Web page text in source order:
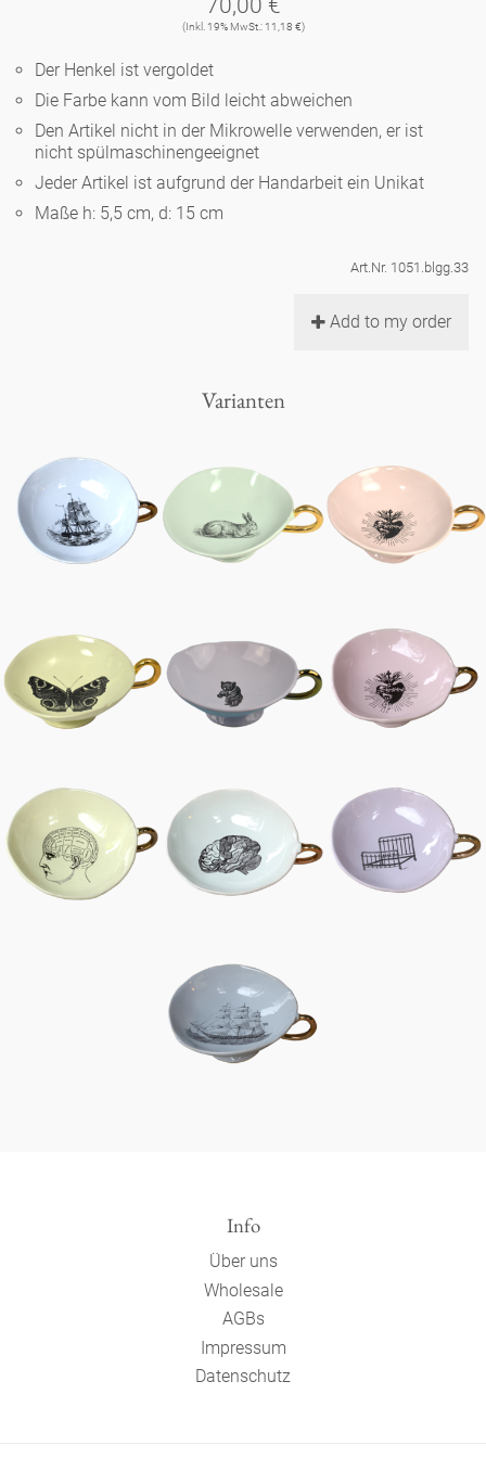
Porzellan
Ozean
klassische Musiker
zeitgenössische Musiker
Runde Teller - weiß
Ovale Teller - weiß
Runde Teller 'de Luxe'
Noël
Teekanne
Vasen 'de Luxe'
Vasen
Fressnapf
Goldener Käfig
Korb 'de Luxe'
Schalen 'de Luxe'
Hors d'Œvre
Bad
Schnickschnack
Spielen
Dies & Das
Figuren
Schachspiel Alice
Alices Schachspiel 'de Luxe'
Berliner Duft
(Inkl. 19% MwSt.: 11,18 €)
Der Henkel ist vergoldet
Die Farbe kann vom Bild leicht abweichen
Den Artikel nicht in der Mikrowelle verwenden, er ist
nicht spülmaschinengeeignet
Jeder Artikel ist aufgrund der Handarbeit ein Unikat
Maße h: 5,5 cm, d: 15 cm
Art.Nr. 1051.blgg.33
Add to my order
Varianten
Info
Über uns
Wholesale
AGBs
Impressum
Datenschutz